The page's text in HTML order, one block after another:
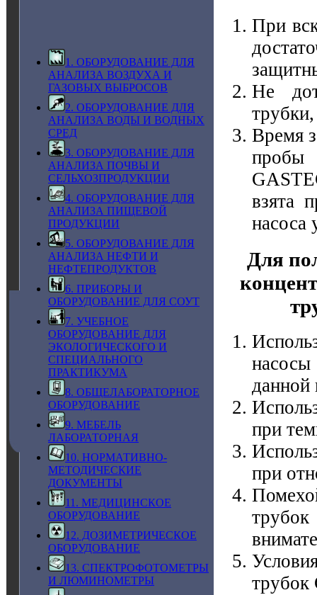
1. ОБОРУДОВАНИЕ ДЛЯ
АНАЛИЗА ВОЗДУХА И
ГАЗОВЫХ ВЫБРОСОВ
2. ОБОРУДОВАНИЕ ДЛЯ
АНАЛИЗА ВОДЫ И ВОДНЫХ
СРЕД
3. ОБОРУДОВАНИЕ ДЛЯ
АНАЛИЗА ПОЧВЫ И
СЕЛЬХОЗПРОДУКЦИИ
4. ОБОРУДОВАНИЕ ДЛЯ
АНАЛИЗА ПИЩЕВОЙ
ПРОДУКЦИИ
5. ОБОРУДОВАНИЕ ДЛЯ
АНАЛИЗА НЕФТИ И
НЕФТЕПРОДУКТОВ
6. ПРИБОРЫ И
ОБОРУДОВАНИЕ ДЛЯ СОУТ
7. УЧЕБНОЕ
ОБОРУДОВАНИЕ ДЛЯ
ЭКОЛОГИЧЕСКОГО И
СПЕЦИАЛЬНОГО
ПРАКТИКУМА
8. ОБЩЕЛАБОРАТОРНОЕ
ОБОРУДОВАНИЕ
9. МЕБЕЛЬ
ЛАБОРАТОРНАЯ
10. НОРМАТИВНО-
МЕТОДИЧЕСКИЕ
ДОКУМЕНТЫ
11. МЕДИЦИНСКОЕ
ОБОРУДОВАНИЕ
12. ДОЗИМЕТРИЧЕСКОЕ
ОБОРУДОВАНИЕ
13. СПЕКТРОФОТОМЕТРЫ
И ЛЮМИНОМЕТРЫ
При
Не
Время
пробы
взята
насоса
Для
данной
при
при
трубок